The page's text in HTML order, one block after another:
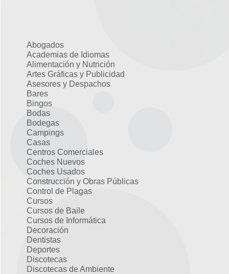
Abogados
Academias de Idiomas
Alimentación y Nutrición
Artes Gráficas y Publicidad
Asesores y Despachos
Bares
Bingos
Bodas
Bodegas
Campings
Casas
Centros Comerciales
Coches Nuevos
Coches Usados
Construcción y Obras Públicas
Control de Plagas
Cursos
Cursos de Baile
Cursos de Informática
Decoración
Dentistas
Deportes
Discotecas
Discotecas de Ambiente